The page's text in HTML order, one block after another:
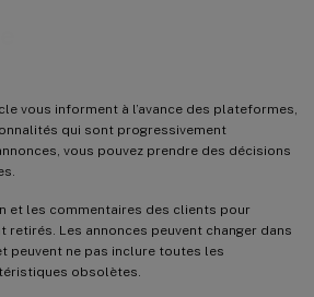
vous informent à l’avance des plateformes,
qui sont progressivement
vous pouvez prendre des décisions
et les commentaires des clients pour
retirés. Les annonces peuvent changer dans
peuvent ne pas inclure toutes les
obsolètes.